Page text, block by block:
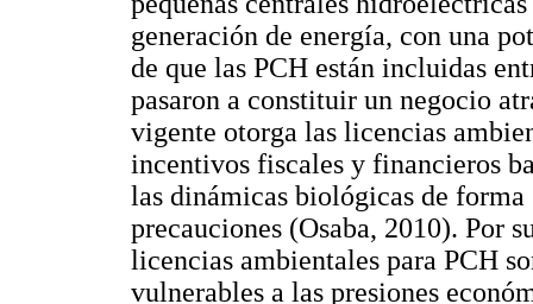
generación de energía, con una
de que las PCH están incluidas
pasaron a constituir un negocio
vigente otorga las licencias
incentivos fiscales y financieros
las dinámicas biológicas de forma
precauciones (Osaba, 2010). Por
licencias ambientales para PCH
vulnerables a las presiones